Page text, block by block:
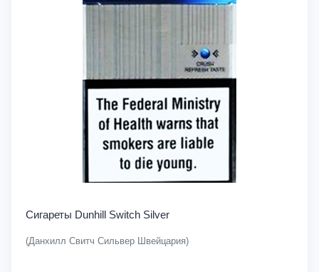
Сигареты Dunhill Switch Silver
(Данхилл Свитч Сильвер Швейцария)